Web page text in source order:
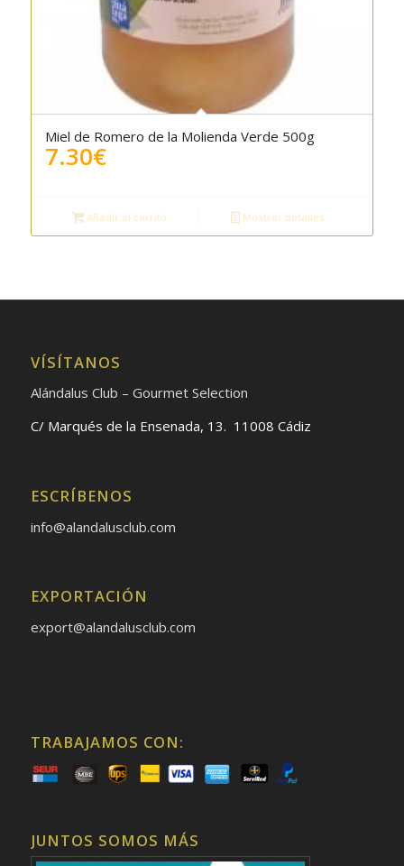
Miel de Romero de la Molienda Verde 500g
7.30€
Añadir al carrito Mostrar detalles
VÍSÍTANOS
Alándalus Club – Gourmet Selection
C/ Marqués de la Ensenada, 13. 11008 Cádiz
ESCRÍBENOS
info@alandalusclub.com
EXPORTACIÓN
export@alandalusclub.com
TRABAJAMOS CON:
JUNTOS SOMOS MÁS